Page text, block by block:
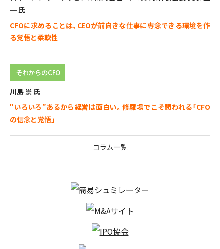
一 氏
CFOに求めることは、CEOが前向きな仕事に専念できる環境を作
る覚悟と柔軟性
それからのCFO
川島 崇 氏
″いろいろ″あるから経営は面白い。修羅場でこそ問われる「CFO
の信念と覚悟」
コラム一覧